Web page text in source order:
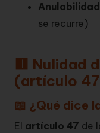
Anulabilidad
se recurre)
🟥 Nulidad
(artículo
📖 ¿Qué dice
El artículo 47 de